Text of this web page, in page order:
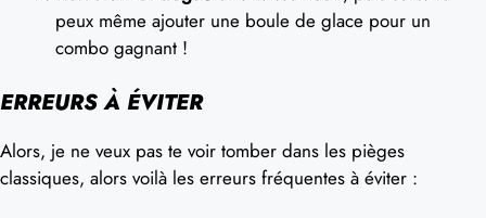
peux même ajouter une boule de glace pour un
combo gagnant !
ERREURS À ÉVITER
Alors, je ne veux pas te voir tomber dans les pièges
classiques, alors voilà les erreurs fréquentes à éviter :